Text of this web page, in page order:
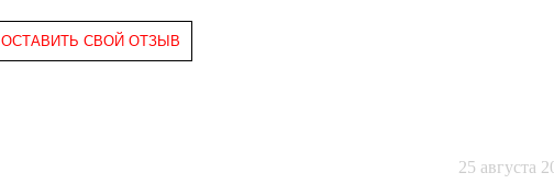
ОСТАВИТЬ СВОЙ ОТЗЫВ
25 августа